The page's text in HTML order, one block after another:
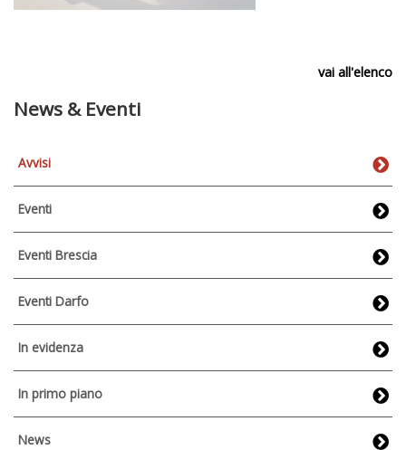
vai all'elenco
News & Eventi
Avvisi
Eventi
Eventi Brescia
Eventi Darfo
In evidenza
In primo piano
News